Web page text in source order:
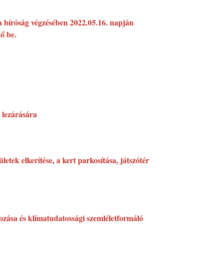
végzésében 2022.05.16. napján
be.
elkerítése, a kert parkosítása, játszótér
és klímatudatossági szemléletformáló